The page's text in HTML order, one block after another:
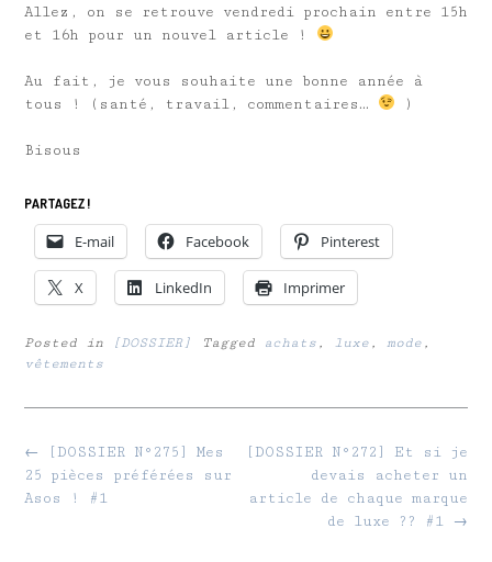
Allez, on se retrouve vendredi prochain entre 15h
et 16h pour un nouvel article !
Au fait, je vous souhaite une bonne année à
tous ! (santé, travail, commentaires…
)
Bisous
PARTAGEZ !
E-mail Facebook Pinterest
X LinkedIn Imprimer
Posted in [DOSSIER] Tagged achats , luxe , mode ,
vêtements
Post
navigation
[DOSSIER N°272] Et si je
devais acheter un
article de chaque marque
de luxe ?? #1
→
←
[DOSSIER N°275] Mes
25 pièces préférées sur
Asos ! #1